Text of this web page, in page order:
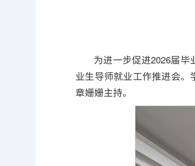
为进一步促进2026届毕
业生导师就业工作推进会
章姗姗主持。